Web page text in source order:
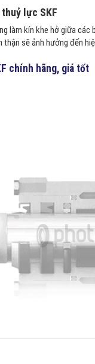
lực SKF
làm kín khe hở giữa
sẽ ảnh hưởng đến
chính hãng, giá tốt